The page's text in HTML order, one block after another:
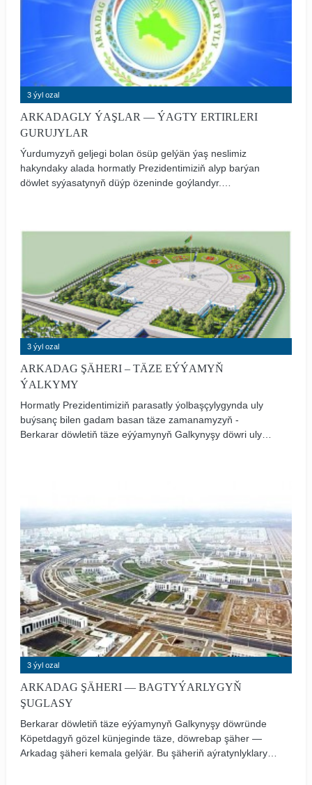
3 ýyl ozal
ARKADAGLY ÝAŞLAR — ÝAGTY ERTIRLERI
GURUJYLAR
Ýurdumyzyň geljegi bolan ösüp gelýän ýaş neslimiz
hakyndaky alada hormatly Prezidentimiziň alyp barýan
döwlet syýasatynyň düýp özeninde goýlandyr.
mundan beýläk-de gülläp ösmegine, halkymyzyň has-da
eşretli durmuşda ýaşamagyna gönükdirilendir.
3 ýyl ozal
ARKADAG ŞÄHERI – TÄZE EÝÝAMYŇ
ÝALKYMY
Hormatly Prezidentimiziň parasatly ýolbaşçylygynda uly
buýsanç bilen gadam basan täze zamanamyzyň -
Berkarar döwletiň täze eýýamynyň Galkynyşy döwri uly
gowulandyrmak babatda iňňän uly işler alnyp barylýar.
durýar.
3 ýyl ozal
ARKADAG ŞÄHERI — BAGTYÝARLYGYŇ
ŞUGLASY
Berkarar döwletiň täze eýýamynyň Galkynyşy döwründe
Köpetdagyň gözel künjeginde täze, döwrebap şäher —
Arkadag şäheri kemala gelýär. Bu şäheriň aýratynlyklary,